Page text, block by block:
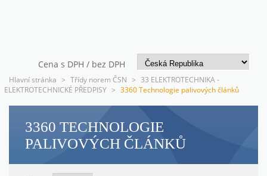
Cena s DPH / bez DPH
Hlavní stránka > Třídy norem ČSN > 33 ELEKTROTECHNIKA -
ELEKTROTECHNICKÉ PŘEDPISY > 3360 Technologie palivových článků
3360 TECHNOLOGIE
PALIVOVÝCH ČLÁNKŮ